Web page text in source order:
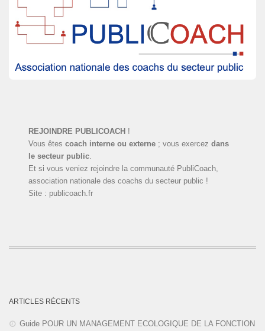
REJOINDRE PUBLICOACH !
Vous êtescoach interne ou externe ; vous exercezdans
le secteur public.
Et si vous veniez rejoindre la communauté PubliCoach,
association nationale des coachs du secteur public !
Site : publicoach.fr
ARTICLES RÉCENTS
Guide POUR UN MANAGEMENT ECOLOGIQUE DE LA FONCTION